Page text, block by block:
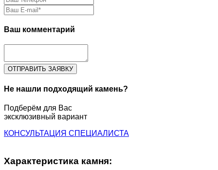
Ваш комментарий
Не нашли подходящий камень?
Подберём для Вас
эксклюзивный вариант
КОНСУЛЬТАЦИЯ СПЕЦИАЛИСТА
Характеристика камня: